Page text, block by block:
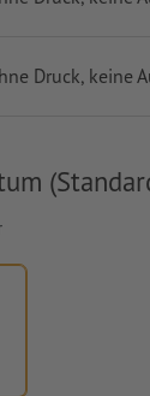
Druck, keine